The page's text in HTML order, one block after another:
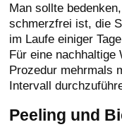
Man sollte
schmerzfrei ist, die
im Laufe einiger
Für eine nachhaltige
Prozedur mehrmals
Intervall
Peeling und